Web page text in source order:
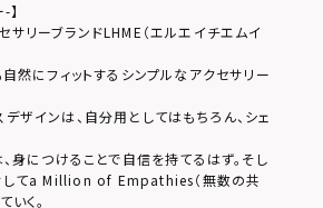
リーブランドLHME（エルエイチエムイ
然にフィットするシンプルなアクセサリー
ザインは、自分用としてはもちろん、シェ
身につけることで自信を持てるはず。そし
してa Million of Empathies（無数の共
く。